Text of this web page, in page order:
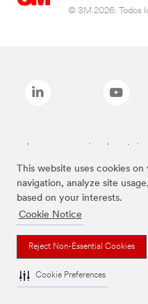
This website uses cookies
navigation, analyze site
based on your interests.
Cookie Notice
Reject Non-Essential Cookies
Cookie Preferences
© 3M 2026. Todos
Las marcas mencionadas